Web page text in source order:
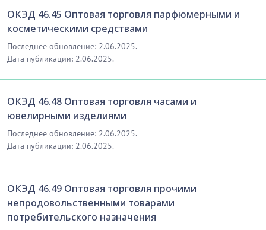
ОКЭД 46.45 Оптовая торговля парфюмерными и
косметическими средствами
Последнее обновление: 2.06.2025.
Дата публикации: 2.06.2025.
ОКЭД 46.48 Оптовая торговля часами и
ювелирными изделиями
Последнее обновление: 2.06.2025.
Дата публикации: 2.06.2025.
ОКЭД 46.49 Оптовая торговля прочими
непродовольственными товарами
потребительского назначения